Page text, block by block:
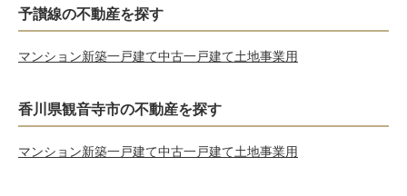
予讃線の不動産を探す
マンション新築一戸建て中古一戸建て土地事業用
香川県観音寺市の不動産を探す
マンション新築一戸建て中古一戸建て土地事業用